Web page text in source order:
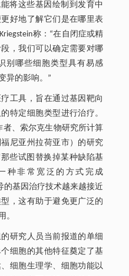
将这些基因绘制到发育中
好地了解它们是在哪里表
称：“在自闭症或精
，我们可以确定需要对哪
别哪些细胞类型具有易感
异的影响。”
工具，旨在通过基因靶向
特定细胞类型进行治疗。
者、索尔克生物研究所计算
尼亚州拉荷亚市）的研究
那些试图替换掉某种缺陷基
种非常宽泛的方式完成
的基因治疗技术越来越接近
，这有助于避免更广泛的
。
研究人员当前报道的单细
细胞的其他特征奠定了基
细胞生理学、细胞功能以